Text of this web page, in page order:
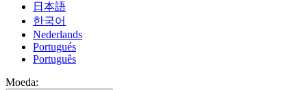
日本語
한국어
Nederlands
Portugués
Português
Moeda: